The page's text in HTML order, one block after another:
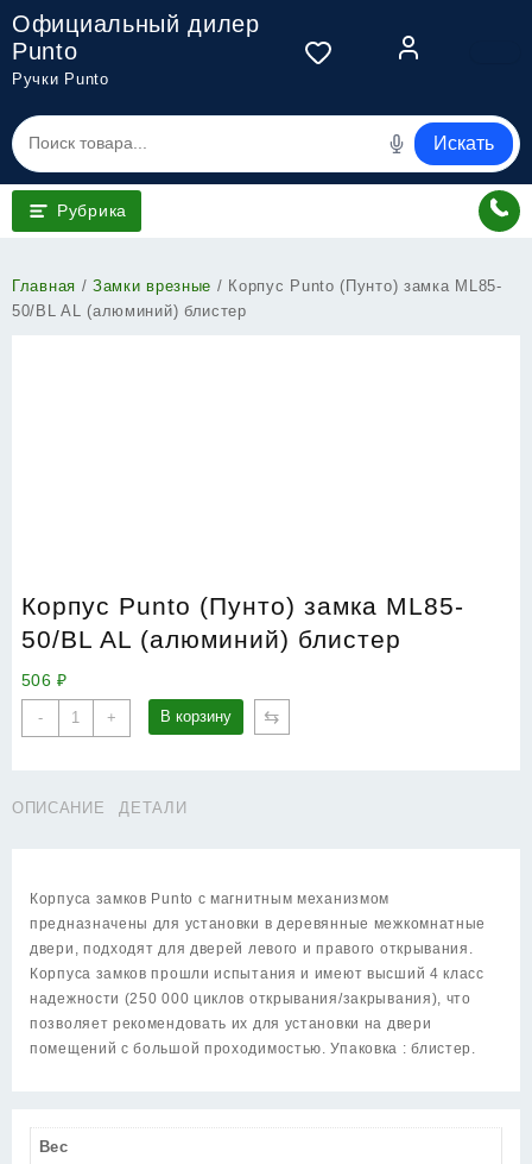
Перейти
содержимому
Официальный дилер
Punto
Ручки Punto
Искать
Рубрика
Главная /Замки врезные / Корпус Punto (Пунто) замка ML85-
50/BL AL (алюминий) блистер
Корпус Punto (Пунто) замка ML85-
50/BL AL (алюминий) блистер
506₽
-
Количество
товара
(Пунто)
AL
(алюминий)
блистер
+ В корзину ⇆
ОПИСАНИЕ ДЕТАЛИ
Корпуса замков Punto c магнитным механизмом
предназначены для установки в деревянные межкомнатные
двери, подходят для дверей левого и правого открывания.
Корпуса замков прошли испытания и имеют высший 4 класс
надежности (250 000 циклов открывания/закрывания), что
позволяет рекомендовать их для установки на двери
помещений с большой проходимостью. Упаковка : блистер.
Вес